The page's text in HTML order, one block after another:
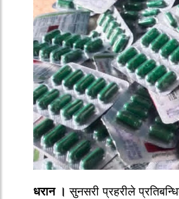
धरान । सुनसरी प्रहरीले